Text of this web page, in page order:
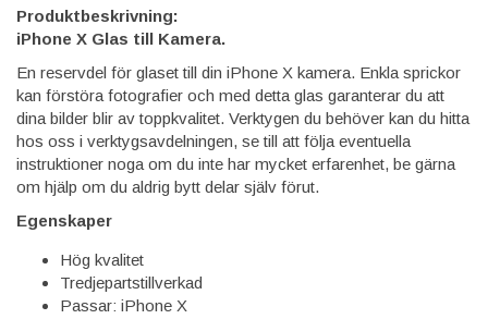
Produktbeskrivning:
iPhone X Glas till Kamera.
En reservdel för glaset till din iPhone X kamera. Enkla sprickor
kan förstöra fotografier och med detta glas garanterar du att
dina bilder blir av toppkvalitet. Verktygen du behöver kan du hitta
hos oss i verktygsavdelningen, se till att följa eventuella
instruktioner noga om du inte har mycket erfarenhet, be gärna
om hjälp om du aldrig bytt delar själv förut.
Egenskaper
Hög kvalitet
Tredjepartstillverkad
Passar: iPhone X